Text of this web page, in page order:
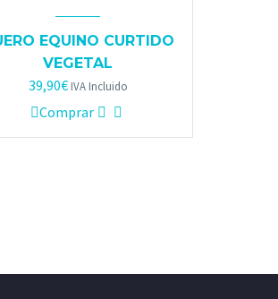
EQUINO CURTIDO
VEGETAL
39,90€ IVA Incluido
Comprar